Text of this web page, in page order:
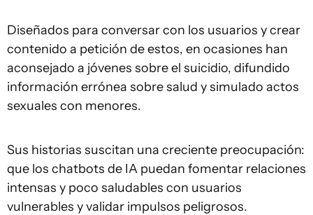
Diseñados para conversar con los usuarios y crear
contenido a petición de estos, en ocasiones han
aconsejado a jóvenes sobre el suicidio, difundido
información errónea sobre salud y simulado actos
sexuales con menores.
Sus historias suscitan una creciente preocupación:
que los chatbots de IA puedan fomentar relaciones
intensas y poco saludables con usuarios
vulnerables y validar impulsos peligrosos.